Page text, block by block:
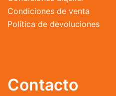
Condiciones de venta
Política de devoluciones
Contacto